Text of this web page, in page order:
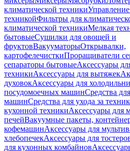
климатической техники
техникойФильтры для
климатической техникиМелкая
бытовыеСушилки для овощей и
фруктовВакууматорыОткрывалки,
картофелечисткиПроращиватели
сепараторы бытовыеАксессуары
техникиАксессуары для вытяжек
духовокАксессуары для
посудомоечных машинСредства
машинСредства для ухода за
кухонной техникиАксессуары для
печейВакуумные пакеты,
кофемашинАксессуары для
хлебопечекАксессуары для
для кухонных комбайнов